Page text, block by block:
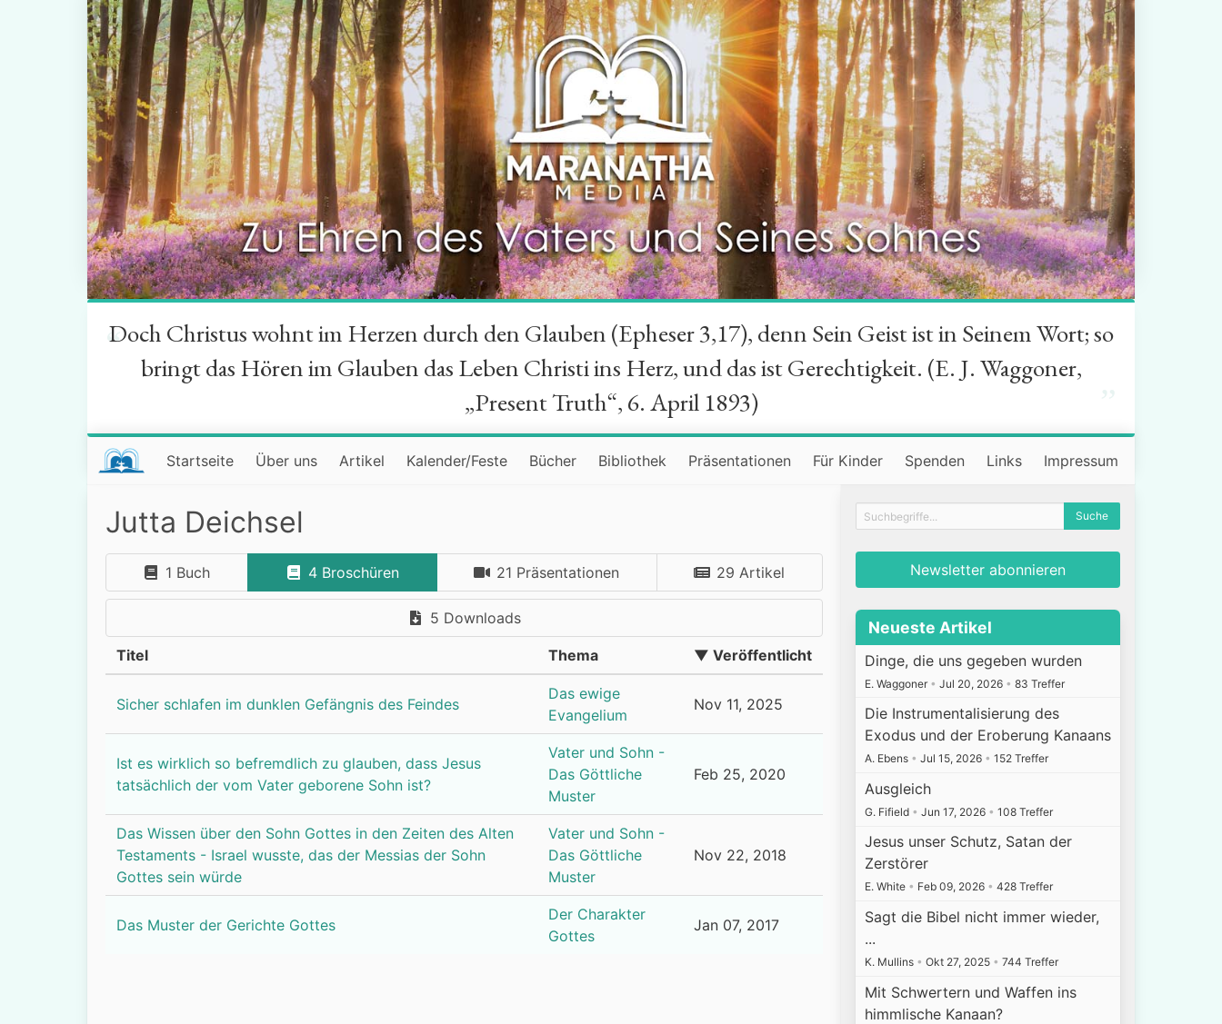
“
Doch Christus wohnt im Herzen durch den Glauben (Epheser 3,17), denn Sein Geist ist in Seinem Wort; so
bringt das Hören im Glauben das Leben Christi ins Herz, und das ist Gerechtigkeit. (E. J. Waggoner,
„Present Truth“, 6. April 1893)
Startseite Über uns Artikel Kalender/Feste Bücher Bibliothek Präsentationen Für Kinder Spenden Links Impressum
Jutta Deichsel
1 Buch 4 Broschüren 21 Präsentationen 29 Artikel
5 Downloads
Titel Thema ▼ Veröffentlicht
Sicher schlafen im dunklen Gefängnis des Feindes
Das ewige
Evangelium
Nov 11, 2025
Ist es wirklich so befremdlich zu glauben, dass Jesus
tatsächlich der vom Vater geborene Sohn ist?
Vater und Sohn -
Das Göttliche
Muster
Feb 25, 2020
Das Wissen über den Sohn Gottes in den Zeiten des Alten
Testaments - Israel wusste, das der Messias der Sohn
Gottes sein würde
Vater und Sohn -
Das Göttliche
Muster
Nov 22, 2018
Das Muster der Gerichte Gottes
Der Charakter
Gottes
Jan 07, 2017
Newsletter abonnieren
Neueste Artikel
Dinge, die uns gegeben wurden
E. Waggoner • Jul 20, 2026 • 83 Treffer
Die Instrumentalisierung des
Exodus und der Eroberung Kanaans
A. Ebens • Jul 15, 2026 • 152 Treffer
Ausgleich
G. Fifield • Jun 17, 2026 • 108 Treffer
Jesus unser Schutz, Satan der
Zerstörer
E. White • Feb 09, 2026 • 428 Treffer
Sagt die Bibel nicht immer wieder,
...
K. Mullins • Okt 27, 2025 • 744 Treffer
Mit Schwertern und Waffen ins
himmlische Kanaan?